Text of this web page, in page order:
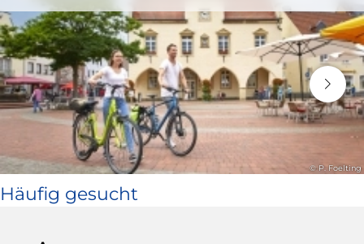
in
neuem
Fenster)
© P. Foelting
Häufig gesucht